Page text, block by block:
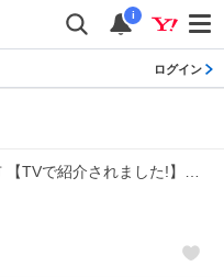
i
ログイン